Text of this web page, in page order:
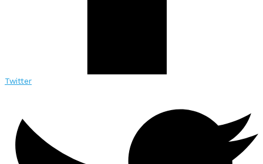
Twitter